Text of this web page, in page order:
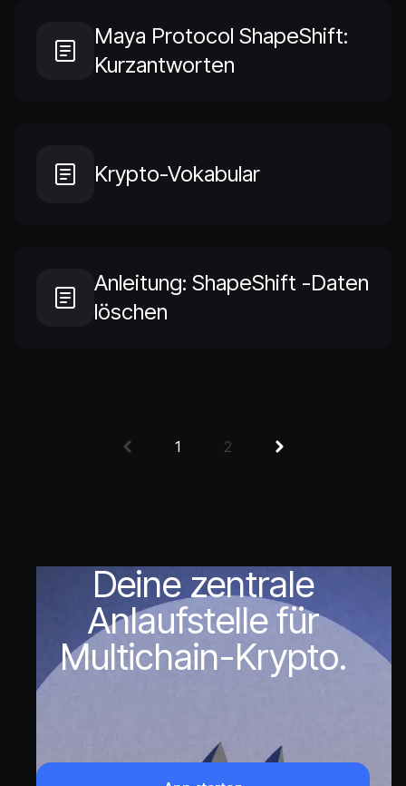
Maya Protocol ShapeShift:
Kurzantworten
Krypto-Vokabular
Anleitung: ShapeShift -Daten
löschen
1 2
Deine zentrale
Anlaufstelle für
Multichain-Krypto.